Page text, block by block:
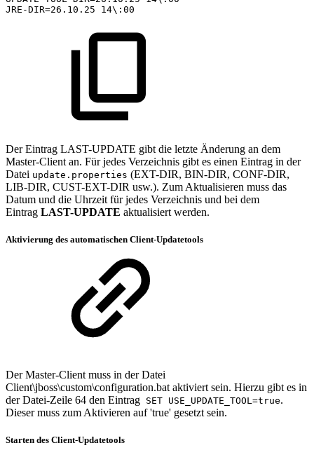
JRE-DIR=26.10.25
14\:00
Der Eintrag LAST-UPDATE gibt die letzte Änderung an dem
Master-Client an. Für jedes Verzeichnis gibt es einen Eintrag in der
Datei update.properties (EXT-DIR, BIN-DIR, CONF-DIR,
LIB-DIR, CUST-EXT-DIR usw.). Zum Aktualisieren muss das
Datum und die Uhrzeit für jedes Verzeichnis und bei dem
Eintrag LAST-UPDATE aktualisiert werden.
Aktivierung des automatischen Client-Updatetools
Der Master-Client muss in der Datei
Client\jboss\custom\configuration.bat aktiviert sein. Hierzu gibt es in
der Datei-Zeile 64 den Eintrag SET USE_UPDATE_TOOL=true.
Dieser muss zum Aktivieren auf 'true' gesetzt sein.
Starten des Client-Updatetools